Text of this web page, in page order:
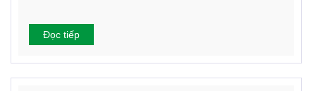
Đọc tiếp